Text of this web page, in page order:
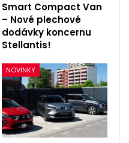
Smart Compact Van
– Nové plechové
dodávky koncernu
Stellantis!
NOVINKY